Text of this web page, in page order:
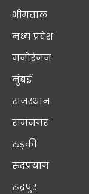
भीमताल
मध्य प्रदेश
मनोरंजन
मुंबई
राजस्थान
रामनगर
रुड़की
रुद्रप्रयाग
रूद्रपुर